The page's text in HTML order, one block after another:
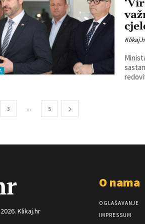
3 ... 5
Klikaj.hr
O nama
OGLAŠAVANJE
IMPRESSUM